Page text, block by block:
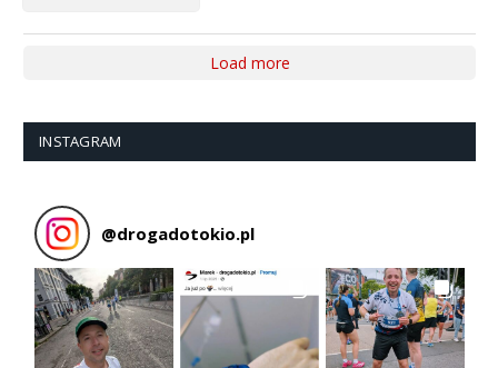
Load more
INSTAGRAM
@drogadotokio.pl